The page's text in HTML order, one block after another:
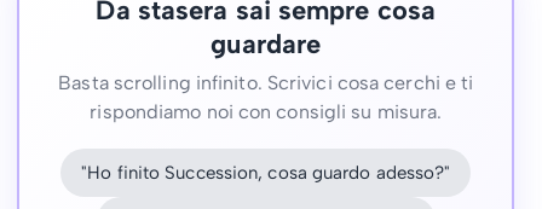
Da stasera sai sempre cosa
guardare
Basta scrolling infinito. Scrivici cosa cerchi e ti
rispondiamo noi con consigli su misura.
"Ho finito Succession, cosa guardo adesso?"